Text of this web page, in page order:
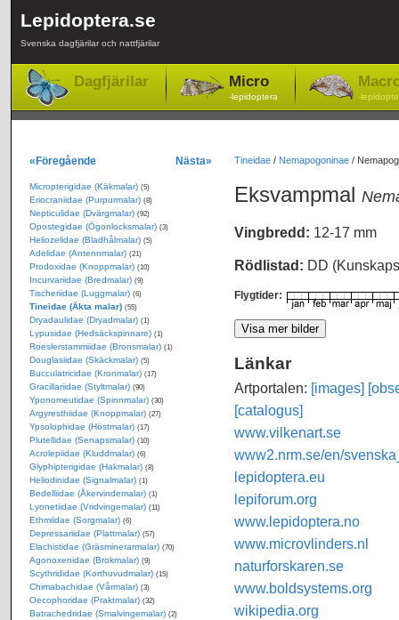
Lepidoptera.se
Svenska dagfjärilar och nattfjärilar
Dagfjärilar Micro
-lepidoptera -
Tineidae/ Nemapogoninae/
Eksvampmal
Vingbredd: 12-17 mm
Rödlistad: DD
Flygtider:
Länkar
Artportalen: [images]
[catalogus]
www.vilkenart.se
www2.nrm.se/en/
lepidoptera.eu
lepiforum.org
www.lepidoptera.no
www.microvlinders.nl
naturforskaren.se
www.boldsystems.org
wikipedia.org
«Föregående Nästa»
Micropterigidae (Käkmalar) (5)
Eriocraniidae (Purpurmalar) (8)
Nepticulidae (Dvärgmalar) (92)
Opostegidae (Ögonlocksmalar) (3)
Heliozelidae (Bladhålmalar) (5)
Adelidae (Antennmalar) (21)
Prodoxidae (Knoppmalar) (10)
Incurvariidae (Bredmalar) (9)
Tischeriidae (Luggmalar) (6)
Tineidae (Äkta malar) (55)
Dryadaulidae (Dryadmalar) (1)
Lypusidae (Hedsäckspinnare) (1)
Roeslerstammiidae (Bronsmalar) (1)
Douglasiidae (Skäckmalar) (5)
Bucculatricidae (Kronmalar) (17)
Gracillariidae (Styltmalar) (90)
Yponomeutidae (Spinnmalar) (30)
Argyresthiidae (Knoppmalar) (27)
Ypsolophidae (Höstmalar) (17)
Plutellidae (Senapsmalar) (10)
Acrolepiidae (Kluddmalar) (6)
Glyphipterigidae (Hakmalar) (8)
Heliodinidae (Signalmalar) (1)
Bedelliidae (Åkervindemalar) (1)
Lyonetiidae (Vridvingemalar) (11)
Ethmiidae (Sorgmalar) (6)
Depressariidae (Plattmalar) (57)
Elachistidae (Gräsminerarmalar) (70)
Agonoxenidae (Brokmalar) (9)
Scythrididae (Korthuvudmalar) (15)
Chimabachidae (Vårmalar) (3)
Oecophoridae (Praktmalar) (32)
Batrachedridae (Smalvingemalar) (2)